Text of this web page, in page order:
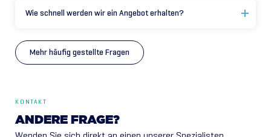
Wie schnell werden wir ein Angebot erhalten?
Mehr häufig gestellte Fragen
KONTAKT
ANDERE FRAGE?